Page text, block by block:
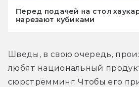
Перед подачей на стол
нарезают кубиками
Шведы, в свою очередь,
любят национальный
сюрстрёмминг. Чтобы его